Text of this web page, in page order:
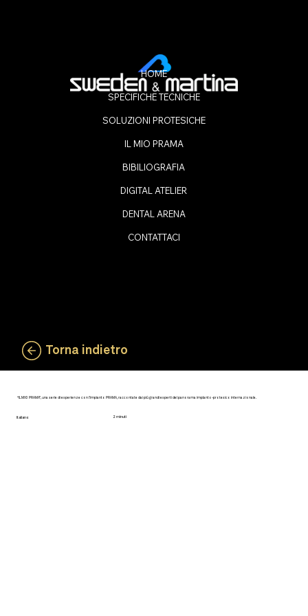
HOME
SPECIFICHE TECNICHE
SOLUZIONI PROTESICHE
IL MIO PRAMA
BIBILIOGRAFIA
DIGITAL ATELIER
DENTAL ARENA
CONTATTACI
Torna indietro
“IL MIO PRAMA”, una serie di esperienze con l’impianto PRAMA, raccontate dai più grandi esperti del panorama implanto-protesico internazionale.
Italiano 2 minuti